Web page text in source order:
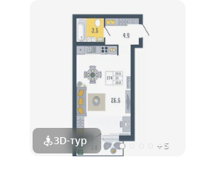
3D-тур + 5